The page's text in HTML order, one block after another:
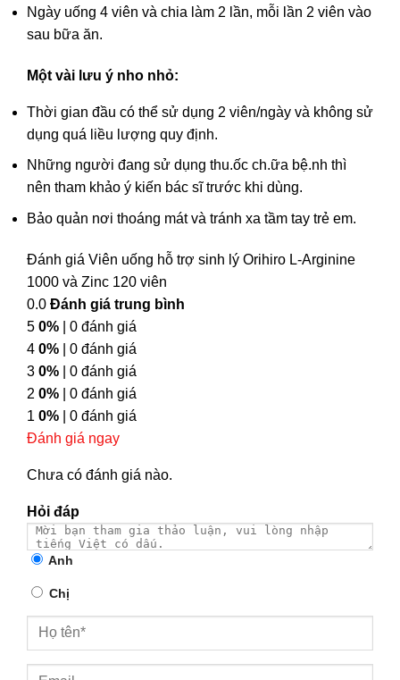
Ngày uống 4 viên và chia làm 2 lần, mỗi lần 2 viên vào
sau bữa ăn.
Một vài lưu ý nho nhỏ:
Thời gian đầu có thể sử dụng 2 viên/ngày và không sử
dụng quá liều lượng quy định.
Những người đang sử dụng thu.ốc ch.ữa bệ.nh thì
nên tham khảo ý kiến bác sĩ trước khi dùng.
Bảo quản nơi thoáng mát và tránh xa tầm tay trẻ em.
Đánh giá Viên uống hỗ trợ sinh lý Orihiro L-Arginine
1000 và Zinc 120 viên
0.0 Đánh giá trung bình
5 0% | 0 đánh giá
4 0% | 0 đánh giá
3 0% | 0 đánh giá
2 0% | 0 đánh giá
1 0% | 0 đánh giá
Đánh giá ngay
Chưa có đánh giá nào.
Hỏi đáp
Anh
Chị